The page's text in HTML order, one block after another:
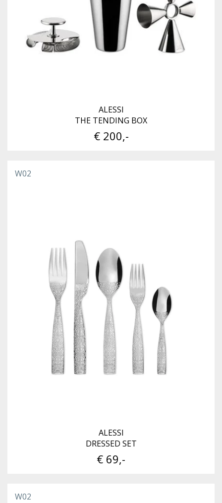
ALESSI
THE TENDING BOX
€ 200,-
W02
ALESSI
DRESSED SET
€ 69,-
W02